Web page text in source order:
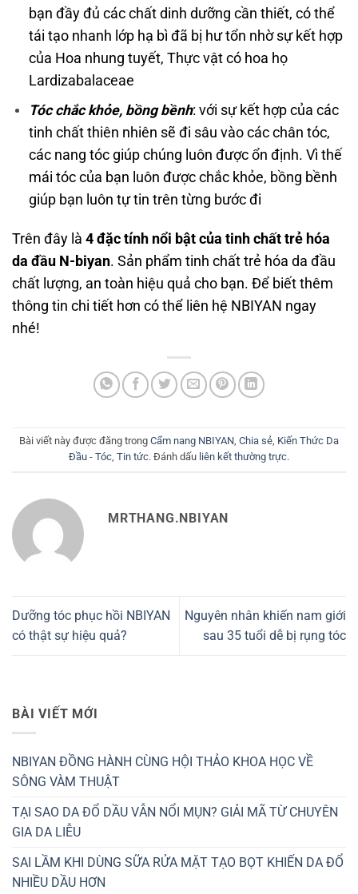
bạn đầy đủ các chất dinh dưỡng cần thiết, có thể
tái tạo nhanh lớp hạ bì đã bị hư tổn nhờ sự kết hợp
của Hoa nhung tuyết, Thực vật có hoa họ
Lardizabalaceae
Tóc chắc khỏe, bồng bềnh: với sự kết hợp của các
tinh chất thiên nhiên sẽ đi sâu vào các chân tóc,
các nang tóc giúp chúng luôn được ổn định. Vì thế
mái tóc của bạn luôn được chắc khỏe, bồng bềnh
giúp bạn luôn tự tin trên từng bước đi
Trên đây là 4 đặc tính nổi bật của tinh chất trẻ hóa
da đầu N-biyan. Sản phẩm tinh chất trẻ hóa da đầu
chất lượng, an toàn hiệu quả cho bạn. Để biết thêm
thông tin chi tiết hơn có thể liên hệ NBIYAN ngay
nhé!
Bài viết này được đăng trong Cẩm nang NBIYAN, Chia sẻ, Kiến Thức Da
Đầu - Tóc, Tin tức. Đánh dấu liên kết thường trực.
MRTHANG.NBIYAN
Dưỡng tóc phục hồi NBIYAN
có thật sự hiệu quả?
Nguyên nhân khiến nam giới
sau 35 tuổi dễ bị rụng tóc
BÀI VIẾT MỚI
NBIYAN ĐỒNG HÀNH CÙNG HỘI THẢO KHOA HỌC VỀ
SÔNG VÀM THUẬT
TẠI SAO DA ĐỔ DẦU VẪN NỔI MỤN? GIẢI MÃ TỪ CHUYÊN
GIA DA LIỄU
SAI LẦM KHI DÙNG SỮA RỬA MẶT TẠO BỌT KHIẾN DA ĐỔ
NHIỀU DẦU HƠN